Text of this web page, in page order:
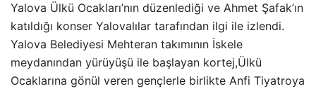
Yalova Ülkü Ocakları’nın düzenlediği ve Ahmet Şafak’ın
katıldığı konser Yalovalılar tarafından ilgi ile izlendi.
Yalova Belediyesi Mehteran takımının İskele
meydanından yürüyüşü ile başlayan kortej,Ülkü
Ocaklarına gönül veren gençlerle birlikte Anfi Tiyatroya